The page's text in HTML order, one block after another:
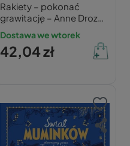
Rakiety – pokonać
grawitację – Anne Drozd,
Jerzy Drozd
Dostawa we wtorek
42,04 zł